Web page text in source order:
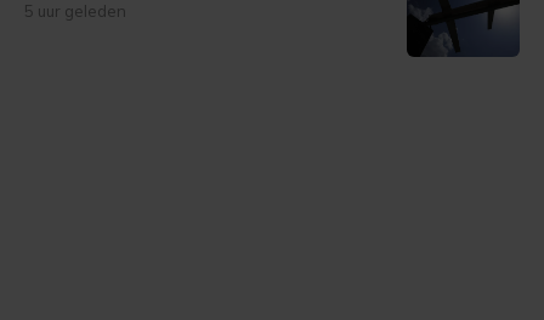
5 uur geleden